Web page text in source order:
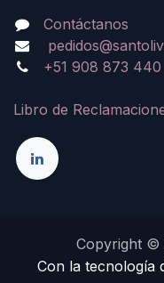
Contáctanos
+51 908 873 440
Libro de
Copyright ©
Con la tecnología